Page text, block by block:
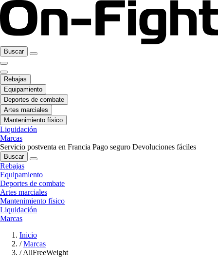
Buscar
Rebajas
Equipamiento
Deportes de combate
Artes marciales
Mantenimiento físico
Liquidación
Marcas
Servicio postventa en Francia Pago seguro Devoluciones fáciles
Buscar
Rebajas
Equipamiento
Deportes de combate
Artes marciales
Mantenimiento físico
Liquidación
Marcas
Inicio
/ Marcas
/ AllFreeWeight